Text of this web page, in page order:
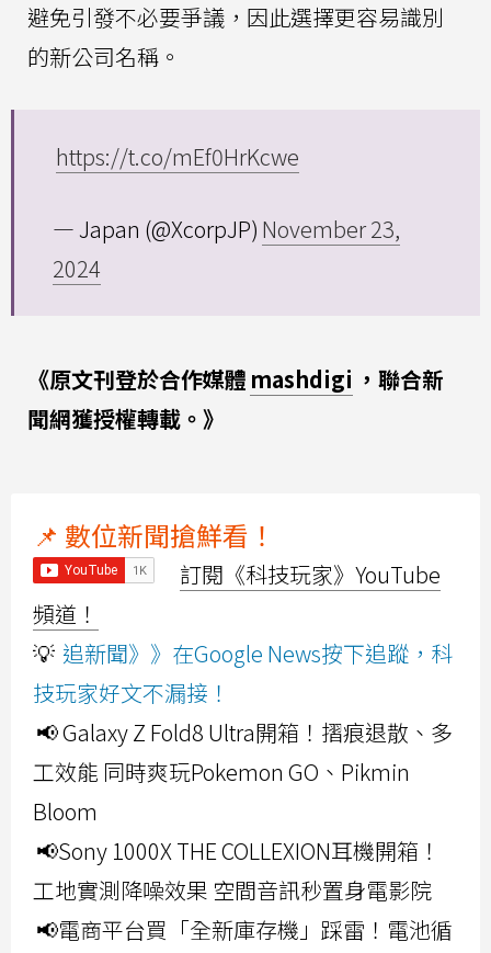
避免引發不必要爭議，因此選擇更容易識別
的新公司名稱。
https://t.co/mEf0HrKcwe
— Japan (@XcorpJP) November 23,
2024
《原文刊登於合作媒體 mashdigi ，聯合新
聞網獲授權轉載。》
📌 數位新聞搶鮮看！
訂閱《科技玩家》YouTube
頻道！
💡 追新聞》》在Google News按下追蹤，科
技玩家好文不漏接！
📢 Galaxy Z Fold8 Ultra開箱！摺痕退散、多
工效能 同時爽玩Pokemon GO、Pikmin
Bloom
📢Sony 1000X THE COLLEXION耳機開箱！
工地實測降噪效果 空間音訊秒置身電影院
📢電商平台買「全新庫存機」踩雷！電池循